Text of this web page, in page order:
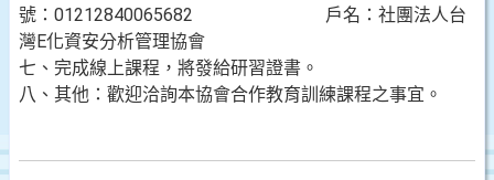
號：01212840065682 戶名：社團法人台
灣E化資安分析管理協會
七、完成線上課程，將發給研習證書。
八、其他：歡迎洽詢本協會合作教育訓練課程之事宜。